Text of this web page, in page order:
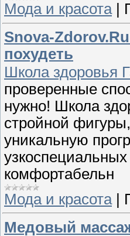
Мода и красота|
Snova-
похудеть
Школа здоровья
проверенные
нужно! Школа
стройной
уникальную
комфортабельн
Мода и красота|
Медовый